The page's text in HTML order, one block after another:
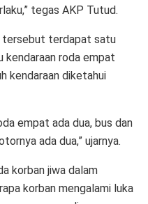
tegas AKP Tutud.
tersebut terdapat satu
kendaraan roda empat
kendaraan diketahui
empat ada dua, bus dan
ada dua,” ujarnya.
korban jiwa dalam
korban mengalami luka